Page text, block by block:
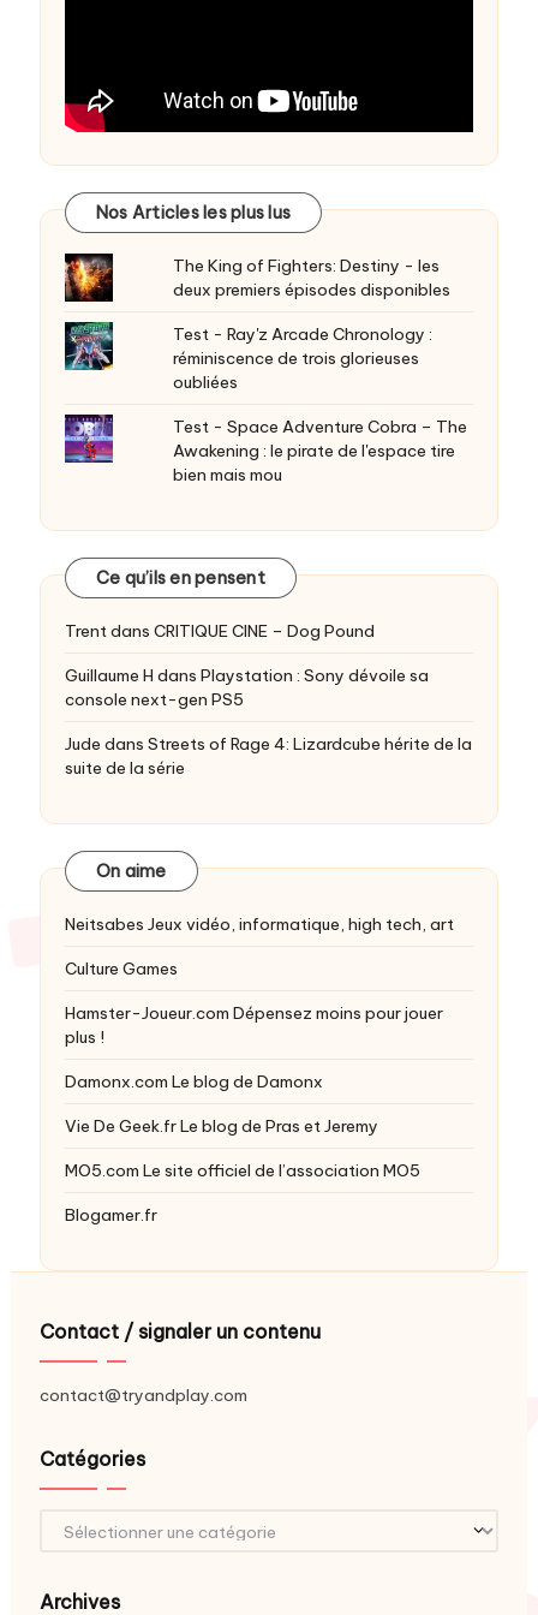
Nos Articles les plus lus
The King of Fighters: Destiny - les
deux premiers épisodes disponibles
Test - Ray'z Arcade Chronology :
réminiscence de trois glorieuses
oubliées
Test - Space Adventure Cobra – The
Awakening : le pirate de l'espace tire
bien mais mou
Ce qu’ils en pensent
Trent dans CRITIQUE CINE – Dog Pound
Guillaume H dans Playstation : Sony dévoile sa
console next-gen PS5
Jude dans Streets of Rage 4: Lizardcube hérite de la
suite de la série
On aime
Neitsabes Jeux vidéo, informatique, high tech, art
Culture Games
Hamster-Joueur.com Dépensez moins pour jouer
plus !
Damonx.com Le blog de Damonx
Vie De Geek.frLe blog de Pras et Jeremy
MO5.com Le site officiel de l’association MO5
Blogamer.fr
Contact / signaler un contenu
contact@tryandplay.com
Catégories
Catégories
Archives